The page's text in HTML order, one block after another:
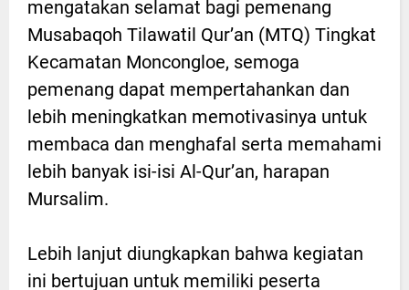
mengatakan selamat bagi pemenang
Musabaqoh Tilawatil Qur’an (MTQ) Tingkat
Kecamatan Moncongloe, semoga
pemenang dapat mempertahankan dan
lebih meningkatkan memotivasinya untuk
membaca dan menghafal serta memahami
lebih banyak isi-isi Al-Qur’an, harapan
Mursalim.
Lebih lanjut diungkapkan bahwa kegiatan
ini bertujuan untuk memiliki peserta